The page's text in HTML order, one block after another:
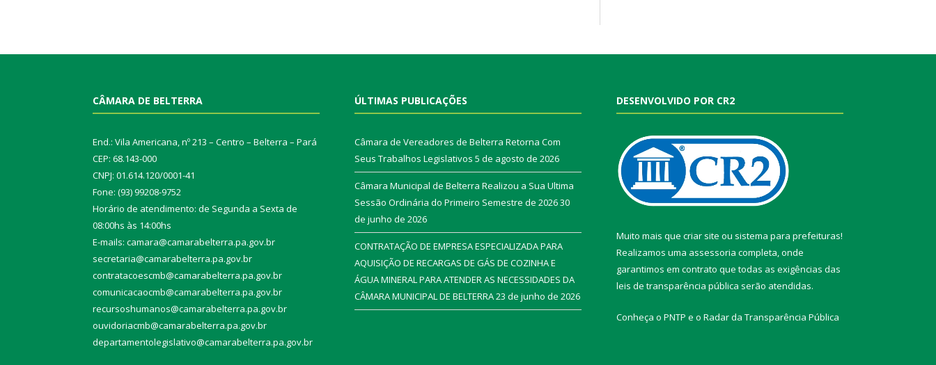
CÂMARA DE BELTERRA
End.: Vila Americana, nº 213 – Centro – Belterra – Pará
CEP: 68.143-000
CNPJ: 01.614.120/0001-41
Fone: (93) 99208-9752
Horário de atendimento: de Segunda a Sexta de
08:00hs às 14:00hs
E-mails: camara@camarabelterra.pa.gov.br
secretaria@camarabelterra.pa.gov.br
contratacoescmb@camarabelterra.pa.gov.br
comunicacaocmb@camarabelterra.pa.gov.br
recursoshumanos@camarabelterra.pa.gov.br
ouvidoriacmb@camarabelterra.pa.gov.br
departamentolegislativo@camarabelterra.pa.gov.br
ÚLTIMAS PUBLICAÇÕES
Câmara de Vereadores de Belterra Retorna Com
Seus Trabalhos Legislativos 5 de agosto de 2026
Câmara Municipal de Belterra Realizou a Sua Ultima
Sessão Ordinária do Primeiro Semestre de 202630
de junho de 2026
CONTRATAÇÃO DE EMPRESA ESPECIALIZADA PARA
AQUISIÇÃO DE RECARGAS DE GÁS DE COZINHA E
ÁGUA MINERAL PARA ATENDER AS NECESSIDADES DA
CÂMARA MUNICIPAL DE BELTERRA23 de junho de 2026
DESENVOLVIDO POR CR2
Muito mais que criar site ou sistema para prefeituras!
Realizamos uma assessoria completa, onde
garantimos em contrato que todas as exigências das
leis de transparência pública serão atendidas.
Conheça o PNTP e o Radar da Transparência Pública